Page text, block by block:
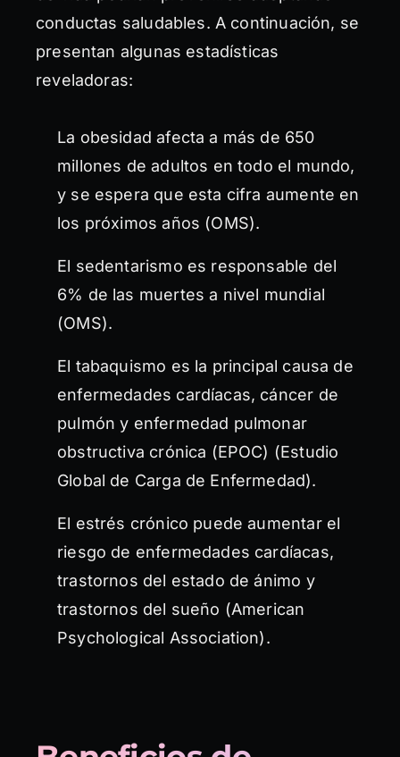
conductas saludables. A continuación, se
presentan algunas estadísticas
reveladoras:
La obesidad afecta a más de 650
millones de adultos en todo el mundo,
y se espera que esta cifra aumente en
los próximos años (OMS).
El sedentarismo es responsable del
6% de las muertes a nivel mundial
(OMS).
El tabaquismo es la principal causa de
enfermedades cardíacas, cáncer de
pulmón y enfermedad pulmonar
obstructiva crónica (EPOC) (Estudio
Global de Carga de Enfermedad).
El estrés crónico puede aumentar el
riesgo de enfermedades cardíacas,
trastornos del estado de ánimo y
trastornos del sueño (American
Psychological Association).